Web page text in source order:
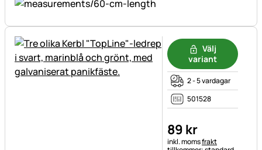
Välj
variant
2 - 5 vardagar
501528
89 kr
Skatteinformation:
inkl. momsfrakt